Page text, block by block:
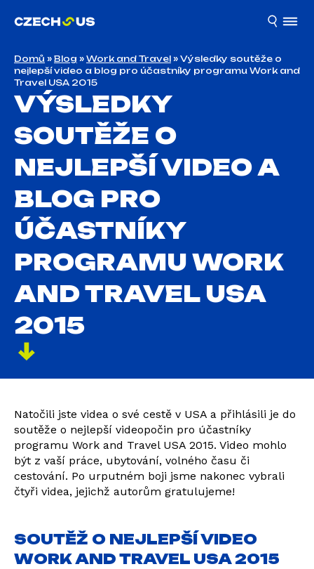
Domů » Blog » Work and Travel » Výsledky soutěže o
nejlepší video a blog pro účastníky programu Work and
Travel USA 2015
VÝSLEDKY
SOUTĚŽE O
NEJLEPŠÍ VIDEO A
BLOG PRO
ÚČASTNÍKY
PROGRAMU WORK
AND TRAVEL USA
2015
Natočili jste videa o své cestě v USA a přihlásili je do
soutěže o nejlepší videopočin pro účastníky
programu Work and Travel USA 2015. Video mohlo
být z vaší práce, ubytování, volného času či
cestování. Po urputném boji jsme nakonec vybrali
čtyři videa, jejichž autorům gratulujeme!
SOUTĚŽ O NEJLEPŠÍ VIDEO
WORK AND TRAVEL USA 2015